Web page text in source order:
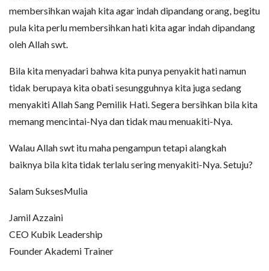
membersihkan wajah kita agar indah dipandang orang, begitu
pula kita perlu membersihkan hati kita agar indah dipandang
oleh Allah swt.
Bila kita menyadari bahwa kita punya penyakit hati namun
tidak berupaya kita obati sesungguhnya kita juga sedang
menyakiti Allah Sang Pemilik Hati. Segera bersihkan bila kita
memang mencintai-Nya dan tidak mau menuakiti-Nya.
Walau Allah swt itu maha pengampun tetapi alangkah
baiknya bila kita tidak terlalu sering menyakiti-Nya. Setuju?
Salam SuksesMulia
Jamil Azzaini
CEO Kubik Leadership
Founder Akademi Trainer